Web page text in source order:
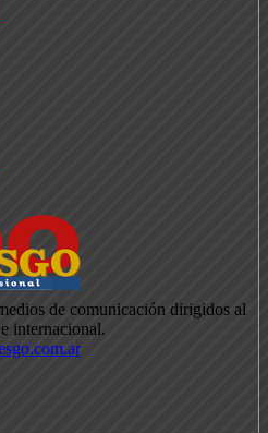
de comunicación dirigidos al
internacional.